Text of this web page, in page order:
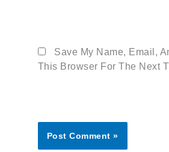
Save My Name, Email,
This Browser For The Next